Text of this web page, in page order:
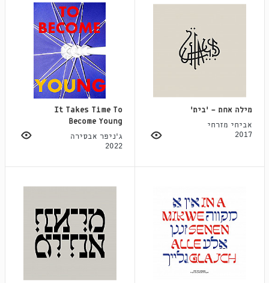
מילה אחת - ׳בית׳
אביחי מזרחי
2017
It Takes Time To
Become Young
ג'ניפר אבסירה
2022